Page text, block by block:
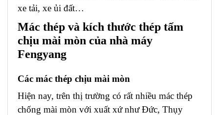
xe tải, xe ủi đất…
Mác thép và kích thước thép tấm
chịu mài mòn của nhà máy
Fengyang
Các mác thép chịu mài mòn
Hiện nay, trên thị trường có rất nhiều mác thép
chống mài mòn với xuất xứ như Đức, Thụy